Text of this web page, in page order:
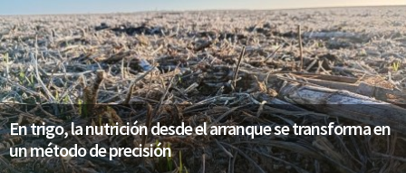
En trigo, la nutrición desde el arranque se transforma en
un método de precisión